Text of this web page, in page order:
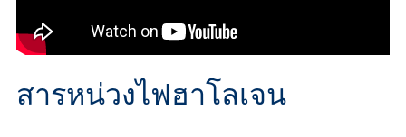
สารหน่วงไฟฮาโลเจน